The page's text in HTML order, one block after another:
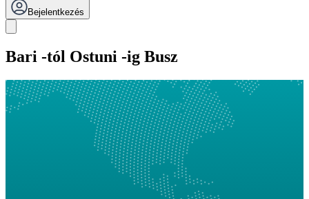
Bejelentkezés
Bari -tól Ostuni -ig Busz